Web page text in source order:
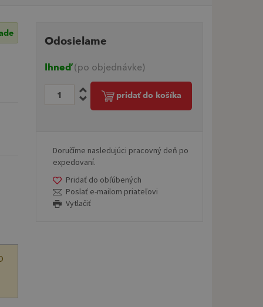
Odosielame
Ihneď(po objednávke)
pridať do košíka
Doručíme nasledujúci pracovný deň po
expedovaní.
Pridať do obľúbených
Poslať e-mailom priateľovi
Vytlačiť